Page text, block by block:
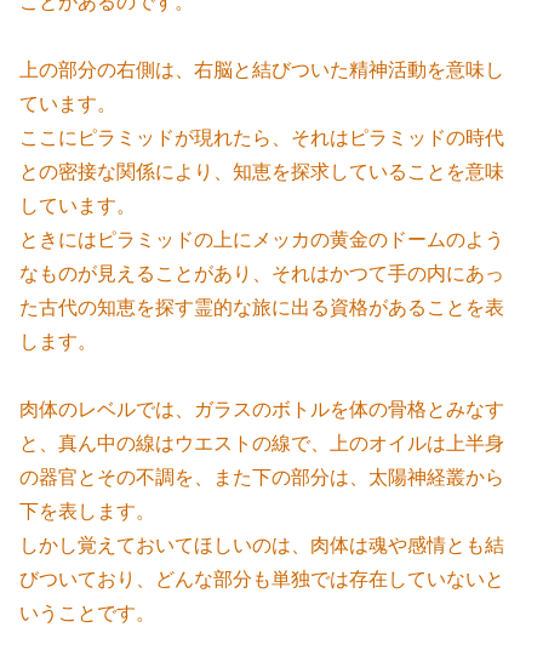
上の部分の右側は、右脳と結びついた精神活動を意味し
ています。
ここにピラミッドが現れたら、それはピラミッドの時代
との密接な関係により、知恵を探求していることを意味
しています。
ときにはピラミッドの上にメッカの黄金のドームのよう
なものが見えることがあり、それはかつて手の内にあっ
た古代の知恵を探す霊的な旅に出る資格があることを表
します。
肉体のレベルでは、ガラスのボトルを体の骨格とみなす
と、真ん中の線はウエストの線で、上のオイルは上半身
の器官とその不調を、また下の部分は、太陽神経叢から
下を表します。
しかし覚えておいてほしいのは、肉体は魂や感情とも結
びついており、どんな部分も単独では存在していないと
いうことです。